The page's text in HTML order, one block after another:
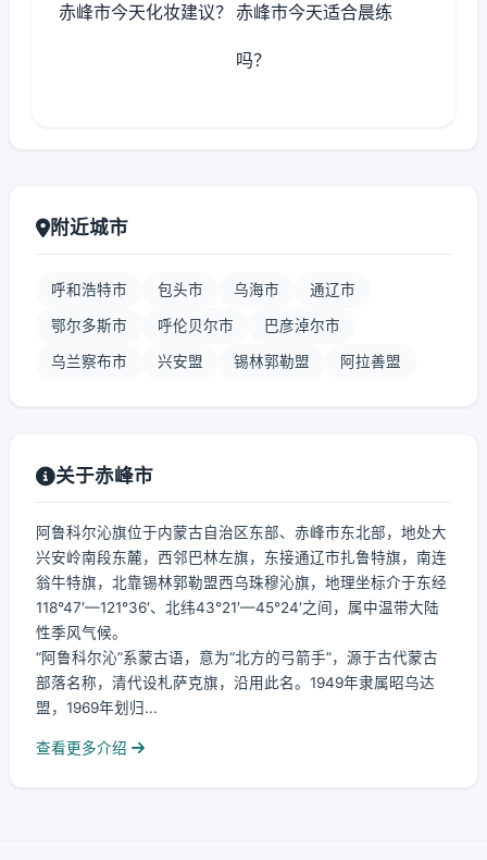
赤峰市今天化妆建议？ 赤峰市今天适合晨练
吗？
附近城市
呼和浩特市 包头市 乌海市 通辽市
鄂尔多斯市 呼伦贝尔市 巴彦淖尔市
乌兰察布市 兴安盟 锡林郭勒盟 阿拉善盟
关于赤峰市
阿鲁科尔沁旗位于内蒙古自治区东部、赤峰市东北部，地处大
兴安岭南段东麓，西邻巴林左旗，东接通辽市扎鲁特旗，南连
翁牛特旗，北靠锡林郭勒盟西乌珠穆沁旗，地理坐标介于东经
118°47′—121°36′、北纬43°21′—45°24′之间，属中温带大陆
性季风气候。
“阿鲁科尔沁”系蒙古语，意为“北方的弓箭手”，源于古代蒙古
部落名称，清代设札萨克旗，沿用此名。1949年隶属昭乌达
盟，1969年划归...
查看更多介绍